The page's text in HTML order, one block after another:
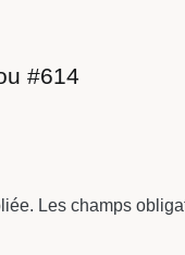
#614
Les champs